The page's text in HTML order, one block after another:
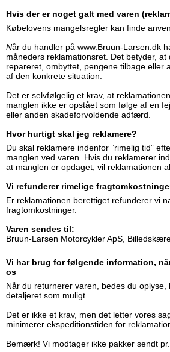
Hvis der er noget galt med varen
Købelovens mangelsregler kan finde
Når du handler på www.Bruun-Larsen.dk
måneders reklamationsret. Det betyder, at
repareret, ombyttet, pengene tilbage eller
af den konkrete situation.
Det er selvfølgelig et krav, at
manglen ikke er opstået som følge af en
eller anden skadeforvoldende adfærd.
Hvor hurtigt skal jeg reklamere?
Du skal reklamere indenfor ”rimelig tid”
manglen ved varen. Hvis du reklamerer
at manglen er opdaget, vil reklamationen
Vi refunderer rimelige
Er reklamationen berettiget refunderer vi
fragtomkostninger.
Varen sendes til:
Bruun-Larsen Motorcykler ApS,
Vi har brug for følgende information,
os
Når du returnerer varen, bedes du oplyse,
detaljeret som muligt.
Det er ikke et krav, men det letter vores
minimerer ekspeditionstiden for
Bemærk! Vi modtager ikke pakker sendt